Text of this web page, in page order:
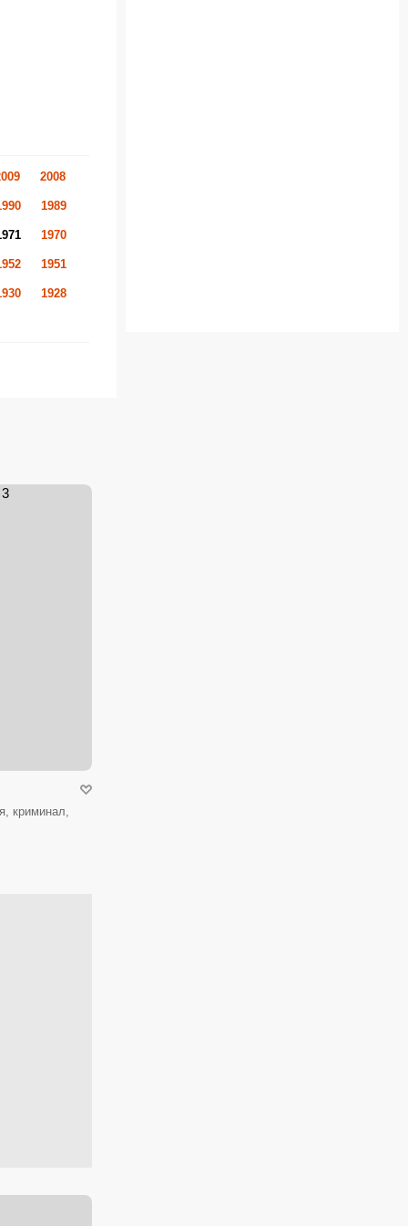
2008
1989
1970
1951
1928
криминал,